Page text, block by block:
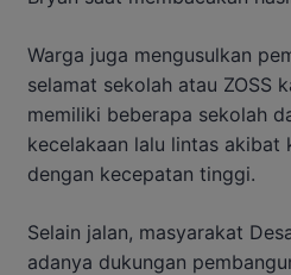
Warga juga mengusulkan
selamat sekolah atau ZOSS
memiliki beberapa sekolah
kecelakaan lalu lintas akibat
dengan kecepatan tinggi.
Selain jalan, masyarakat
adanya dukungan